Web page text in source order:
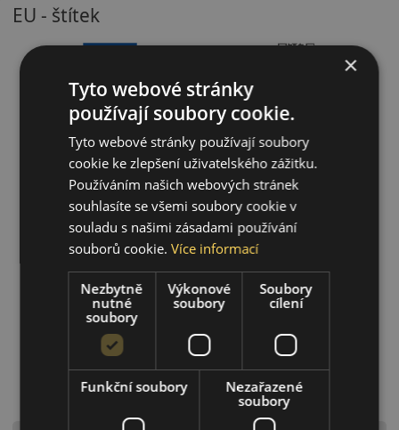
EU - štítek
×
Tyto webové stránky
používají soubory cookie.
Tyto webové stránky používají soubory
cookie ke zlepšení uživatelského zážitku.
Používáním našich webových stránek
souhlasíte se všemi soubory cookie v
souladu s našimi zásadami používání
souborů cookie.Více informací
Nezbytně
nutné
soubory
Výkonové
soubory
Soubory
cílení
Funkční soubory
Nezařazené
soubory